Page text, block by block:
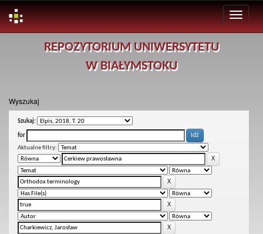
REPOZYTORIUM UNIWERSYTETU
W BIAŁYMSTOKU
Wyszukaj
Szukaj:
for
Aktualne filtry: